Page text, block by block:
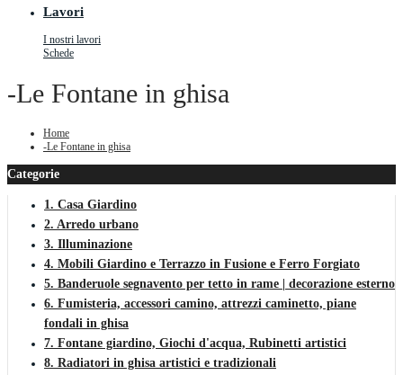
Lavori
I nostri lavori
Schede
-Le Fontane in ghisa
Home
-Le Fontane in ghisa
Categorie
1. Casa Giardino
2. Arredo urbano
3. Illuminazione
4. Mobili Giardino e Terrazzo in Fusione e Ferro Forgiato
5. Banderuole segnavento per tetto in rame | decorazione esterno
6. Fumisteria, accessori camino, attrezzi caminetto, piane
fondali in ghisa
7. Fontane giardino, Giochi d'acqua, Rubinetti artistici
8. Radiatori in ghisa artistici e tradizionali